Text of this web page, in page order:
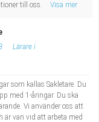
till oss.
Visa mer
Lärare i
som kallas Sakletare. Du
med 1-åringar. Du ska
Vi använder oss att
är van vid att arbeta med